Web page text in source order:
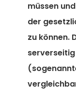
müssen
der
zu können.